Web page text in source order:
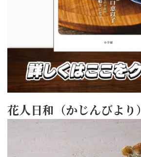
花人日和（かじんびより）